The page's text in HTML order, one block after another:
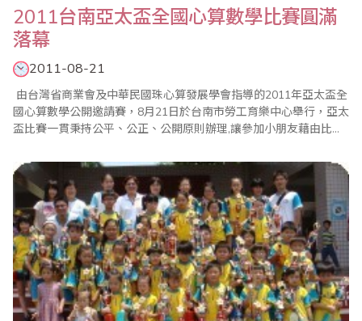
2011台南亞太盃全國心算數學比賽圓滿
落幕
2011-08-21
由台灣省商業會及中華民國珠心算發展學會指導的2011年亞太盃全
國心算數學公開邀請賽，8月21日於台南市勞工育樂中心舉行，亞太
盃比賽一貫秉持公平、公正、公開原則辦理,讓參加小朋友藉由比賽
道理。今年參加人數比往年增加，計有六百多名選手與賽，整個比